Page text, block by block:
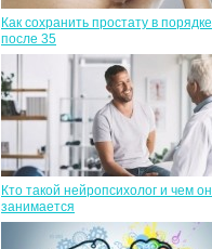
Как сохранить простату в порядке
после 35
Кто такой нейропсихолог и чем он
занимается